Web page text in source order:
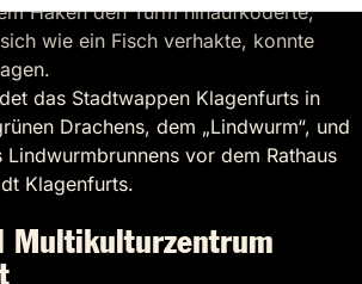
Haken den Turm hinaufköderte,
wie ein Fisch verhakte, konnte
das Stadtwappen Klagenfurts in
Drachens, dem „Lindwurm“, und
vor dem Rathaus
Klagenfurts.
Multikulturzentrum